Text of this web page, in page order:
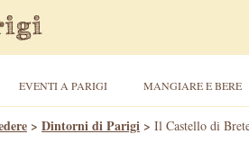
EVENTI A PARIGI MANGIARE E BERE
> Dintorni di Parigi > Il Castello di